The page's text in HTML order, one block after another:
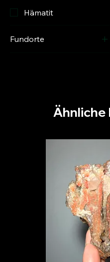
Ähnliche
Hämatit
Fundorte